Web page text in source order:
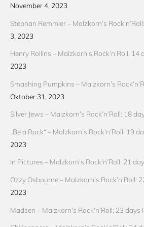
November 4, 2023
Stephan Remmler – Malzkorn’s
3, 2023
Henry Rollins – Malzkorn’s Rock’n’Roll: 14
2023
Smashing Pumpkins – Malzkorn’s
Oktober 31, 2023
Silver Jews – Malzkorn’s Rock’n’Roll: 18
„Be a Rock“ – Malzkorn’s Rock’n’Roll: 19
2023
In Pictures – Malzkorn’s Rock’n’Roll: 21
Ozzy Osbourne – Malzkorn’s Rock’n’Roll:
2023
Madsen – Malzkorn’s Rock’n’Roll: 23 days